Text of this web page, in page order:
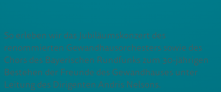
So erleben wir das Jubiläumskonzert des
renommierten Gewandhausorchesters sowie des
Chors des Bayerischen Rundfunks zum 30-jährigen
Bestehen der Freunde des Gewandhauses unter
Leitung des Dirigenten Andris Nelsons.